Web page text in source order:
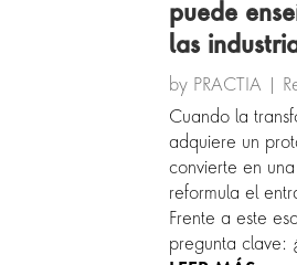
puede
las
by PRACTIA
Cuando la
adquiere un
convierte en
reformula el
Frente a este
pregunta clave: